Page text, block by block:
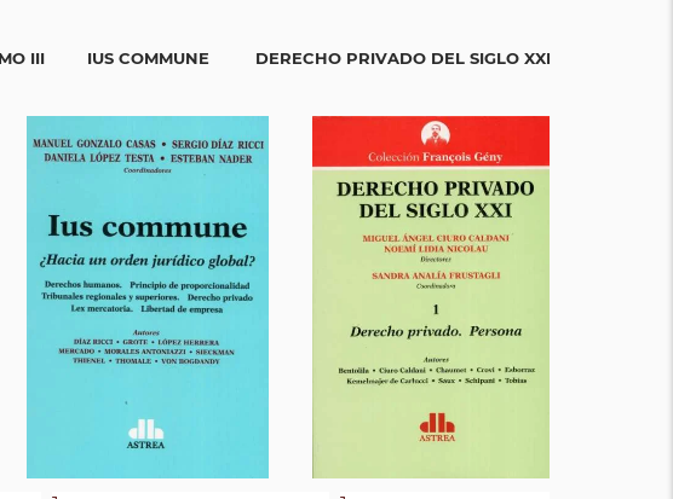
III IUS COMMUNE DERECHO PRIVADO DEL SIGLO XXI TOMO I